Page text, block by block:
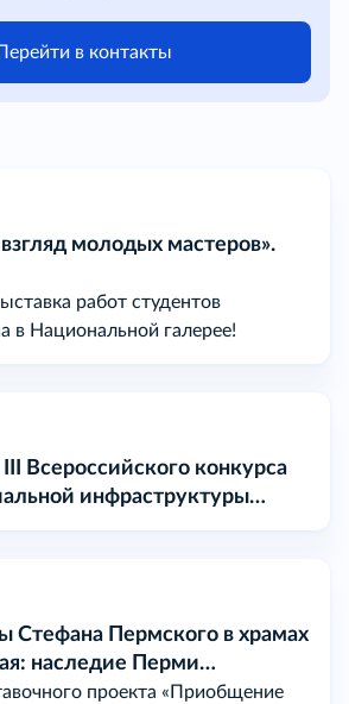
Перейти в контакты
молодых мастеров».
работ студентов
в Национальной галерее!
Всероссийского конкурса
инфраструктуры
Стефана Пермского в храмах
наследие Перми
проекта «Приобщение